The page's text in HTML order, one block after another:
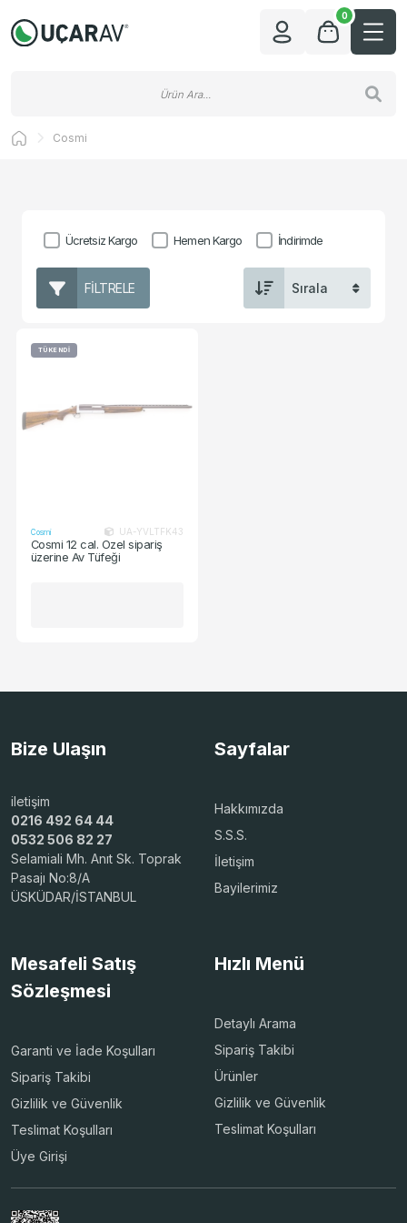
0
Cosmi
Ücretsiz Kargo Hemen Kargo İndirimde
FILTRELE
TÜKENDİ
Cosmi UA-YVLTFK43
Cosmi 12 cal. Özel sipariş
üzerine Av Tüfeği
Bize Ulaşın
iletişim
0216 492 64 44
0532 506 82 27
Selamiali Mh. Anıt Sk. Toprak
Pasajı No:8/A
ÜSKÜDAR/İSTANBUL
Sayfalar
Hakkımızda
S.S.S.
İletişim
Bayilerimiz
Mesafeli Satış
Sözleşmesi
Garanti ve İade Koşulları
Sipariş Takibi
Gizlilik ve Güvenlik
Teslimat Koşulları
Üye Girişi
Hızlı Menü
Detaylı Arama
Sipariş Takibi
Ürünler
Gizlilik ve Güvenlik
Teslimat Koşulları